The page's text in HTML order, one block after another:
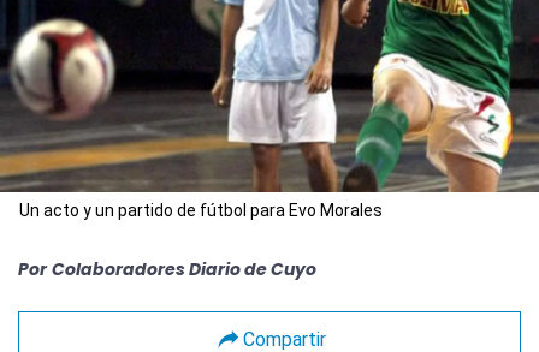
Un acto y un partido de fútbol para Evo Morales
Por Colaboradores Diario de Cuyo
Compartir